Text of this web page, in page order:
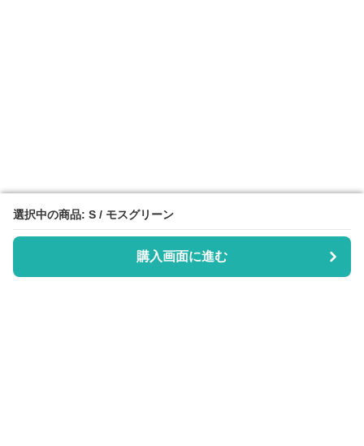
選択中の商品: S / モスグリーン
購入画面に進む
選択中の商品: S / モスグリーン
購入画面に進む